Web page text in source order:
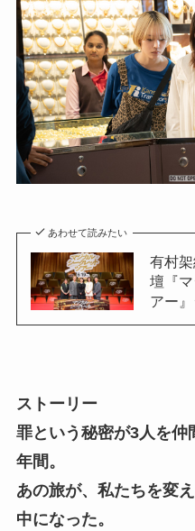
あわせて読みたい
有村
壇『
アー
ストーリー
罪という秘密が3人を仲
年間。
あの旅が、私たちを
中になった。